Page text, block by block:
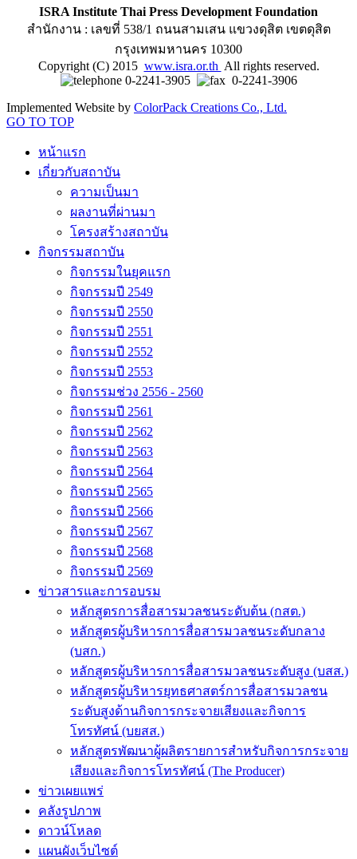
ISRA Institute Thai Press Development Foundation
สำนักงาน : เลขที่ 538/1 ถนนสามเสน แขวงดุสิต เขตดุสิต
กรุงเทพมหานคร 10300
Copyright (C) 2015 www.isra.or.th All rights reserved.
0-2241-3905
0-2241-3906
Implemented Website by ColorPack Creations Co., Ltd.
GO TO TOP
หน้าแรก
เกี่ยวกับสถาบัน
ความเป็นมา
ผลงานที่ผ่านมา
โครงสร้างสถาบัน
กิจกรรมสถาบัน
กิจกรรมในยุคแรก
กิจกรรมปี 2549
กิจกรรมปี 2550
กิจกรรมปี 2551
กิจกรรมปี 2552
กิจกรรมปี 2553
กิจกรรมช่วง 2556 - 2560
กิจกรรมปี 2561
กิจกรรมปี 2562
กิจกรรมปี 2563
กิจกรรมปี 2564
กิจกรรมปี 2565
กิจกรรมปี 2566
กิจกรรมปี 2567
กิจกรรมปี 2568
กิจกรรมปี 2569
ข่าวสารและการอบรม
หลักสูตรการสื่อสารมวลชนระดับต้น (กสต.)
หลักสูตรผู้บริหารการสื่อสารมวลชนระดับกลาง
(บสก.)
หลักสูตรผู้บริหารการสื่อสารมวลชนระดับสูง (บสส.)
หลักสูตรผู้บริหารยุทธศาสตร์การสื่อสารมวลชน
ระดับสูงด้านกิจการกระจายเสียงและกิจการ
โทรทัศน์ (บยสส.)
หลักสูตรพัฒนาผู้ผลิตรายการสำหรับกิจการกระจาย
เสียงและกิจการโทรทัศน์ (The Producer)
ข่าวเผยแพร่
คลังรูปภาพ
ดาวน์โหลด
แผนผังเว็บไซต์